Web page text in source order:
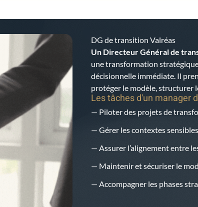
DG de transition Valréas
Un Directeur Général de
une transformation
décisionnelle immédiate. Il
protéger le modèle, structurer
Les tâches d'un manager
— Piloter des projets de
— Gérer les contextes
— Assurer l’alignement entre
— Maintenir et sécuriser le
— Accompagner les phases